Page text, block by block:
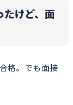
たけど、面
格。でも面接